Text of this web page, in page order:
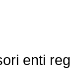
enti